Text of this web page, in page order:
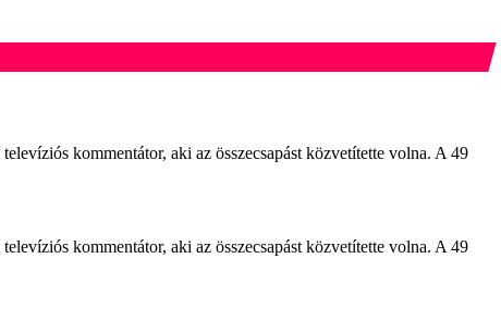
kommentátor, aki az összecsapást közvetítette volna. A 49
kommentátor, aki az összecsapást közvetítette volna. A 49